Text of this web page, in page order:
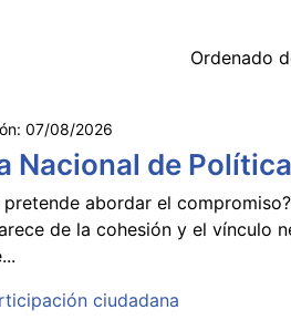
Ordenado
07/08/2026
Nacional de
pretende abordar el
de la cohesión y el vínculo
ciudadana